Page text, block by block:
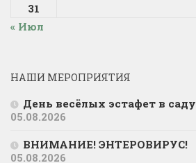
31
« Июл
НАШИ МЕРОПРИЯТИЯ
День весёлых эстафет в саду
05.08.2026
ВНИМАНИЕ! ЭНТЕРОВИРУС!
05.08.2026